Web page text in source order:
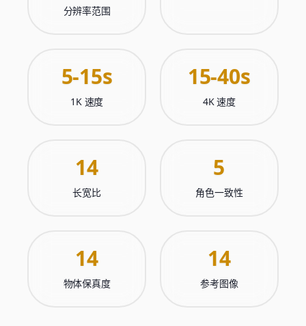
分辨率范围
5-15s
1K 速度
15-40s
4K 速度
14
长宽比
5
角色一致性
14
物体保真度
14
参考图像